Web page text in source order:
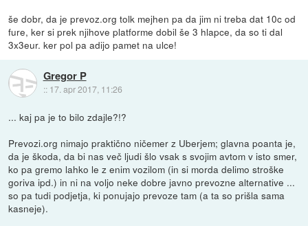
še dobr, da je prevoz.org tolk mejhen pa da jim ni treba dat 10c od
fure, ker si prek njihove platforme dobil še 3 hlapce, da so ti dal
3x3eur. ker pol pa adijo pamet na ulce!
Gregor P
:: 17. apr 2017, 11:26
... kaj pa je to bilo zdajle?!?
Prevozi.org nimajo praktično ničemer z Uberjem; glavna poanta je,
da je škoda, da bi nas več ljudi šlo vsak s svojim avtom v isto smer,
ko pa gremo lahko le z enim vozilom (in si morda delimo stroške
goriva ipd.) in ni na voljo neke dobre javno prevozne alternative ...
so pa tudi podjetja, ki ponujajo prevoze tam (a ta so prišla sama
kasneje).